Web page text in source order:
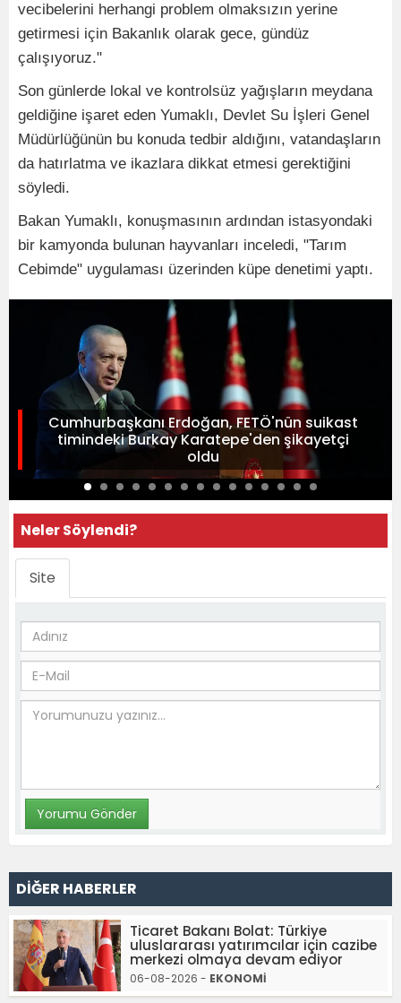
vecibelerini herhangi problem olmaksızın yerine
getirmesi için Bakanlık olarak gece, gündüz
çalışıyoruz."
Son günlerde lokal ve kontrolsüz yağışların meydana
geldiğine işaret eden Yumaklı, Devlet Su İşleri Genel
Müdürlüğünün bu konuda tedbir aldığını, vatandaşların
da hatırlatma ve ikazlara dikkat etmesi gerektiğini
söyledi.
Bakan Yumaklı, konuşmasının ardından istasyondaki
bir kamyonda bulunan hayvanları inceledi, "Tarım
Cebimde" uygulaması üzerinden küpe denetimi yaptı.
Cumhurbaşkanı Erdoğan, FETÖ'nün suikast
timindeki Burkay Karatepe'den şikayetçi
oldu
Neler Söylendi?
Site
DİĞER HABERLER
Ticaret Bakanı Bolat: Türkiye
uluslararası yatırımcılar için cazibe
merkezi olmaya devam ediyor
06-08-2026 - EKONOMİ